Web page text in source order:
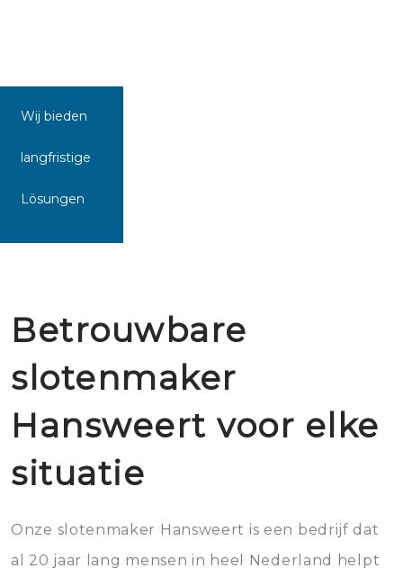
Wij bieden
langfristige
Lösungen
Betrouwbare
slotenmaker
Hansweert voor elke
situatie
Onze slotenmaker Hansweert is een bedrijf dat
al 20 jaar lang mensen in heel Nederland helpt